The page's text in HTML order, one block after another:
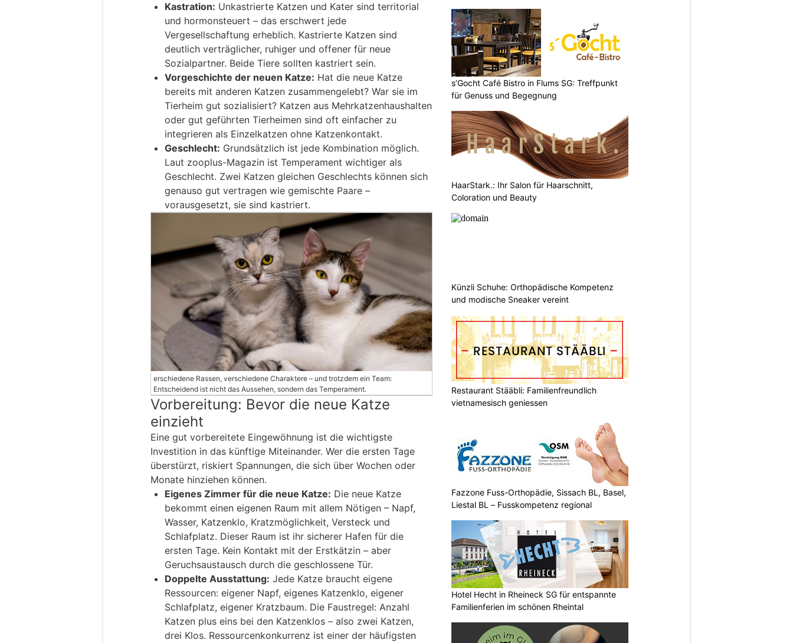
Kastration: Unkastrierte Katzen und Kater sind territorial
und hormonsteuert – das erschwert jede
Vergesellschaftung erheblich. Kastrierte Katzen sind
deutlich verträglicher, ruhiger und offener für neue
Sozialpartner. Beide Tiere sollten kastriert sein.
Vorgeschichte der neuen Katze: Hat die neue Katze
bereits mit anderen Katzen zusammengelebt? War sie im
Tierheim gut sozialisiert? Katzen aus Mehrkatzenhaushalten
oder gut geführten Tierheimen sind oft einfacher zu
integrieren als Einzelkatzen ohne Katzenkontakt.
Geschlecht: Grundsätzlich ist jede Kombination möglich.
Laut zooplus-Magazin ist Temperament wichtiger als
Geschlecht. Zwei Katzen gleichen Geschlechts können sich
genauso gut vertragen wie gemischte Paare –
vorausgesetzt, sie sind kastriert.
erschiedene Rassen, verschiedene Charaktere – und trotzdem ein Team:
Entscheidend ist nicht das Aussehen, sondern das Temperament.
Vorbereitung: Bevor die neue Katze
einzieht
Eine gut vorbereitete Eingewöhnung ist die wichtigste
Investition in das künftige Miteinander. Wer die ersten Tage
überstürzt, riskiert Spannungen, die sich über Wochen oder
Monate hinziehen können.
Eigenes Zimmer für die neue Katze: Die neue Katze
bekommt einen eigenen Raum mit allem Nötigen – Napf,
Wasser, Katzenklo, Kratzmöglichkeit, Versteck und
Schlafplatz. Dieser Raum ist ihr sicherer Hafen für die
ersten Tage. Kein Kontakt mit der Erstkätzin – aber
Geruchsaustausch durch die geschlossene Tür.
Doppelte Ausstattung: Jede Katze braucht eigene
Ressourcen: eigener Napf, eigenes Katzenklo, eigener
Schlafplatz, eigener Kratzbaum. Die Faustregel: Anzahl
Katzen plus eins bei den Katzenklos – also zwei Katzen,
drei Klos. Ressourcenkonkurrenz ist einer der häufigsten
s’Gocht Café Bistro in Flums SG: Treffpunkt
für Genuss und Begegnung
HaarStark.: Ihr Salon für Haarschnitt,
Coloration und Beauty
Künzli Schuhe: Orthopädische Kompetenz
und modische Sneaker vereint
Restaurant Stääbli: Familienfreundlich
vietnamesisch geniessen
Fazzone Fuss-Orthopädie, Sissach BL, Basel,
Liestal BL – Fusskompetenz regional
Hotel Hecht in Rheineck SG für entspannte
Familienferien im schönen Rheintal